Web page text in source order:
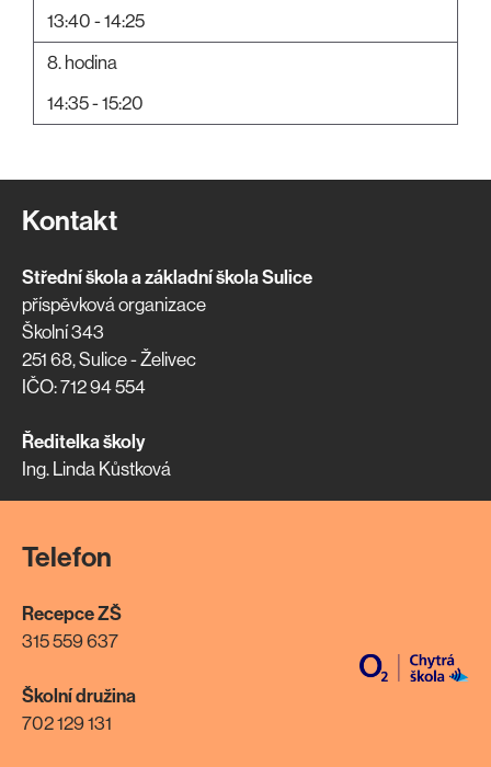
13:40 - 14:25
8. hodina
14:35 - 15:20
Kontakt
Střední škola a základní škola Sulice
příspěvková organizace
Školní 343
251 68, Sulice - Želivec
IČO: 712 94 554
Ředitelka školy
Ing. Linda Kůstková
Telefon
Recepce ZŠ
315 559 637
Školní družina
702 129 131